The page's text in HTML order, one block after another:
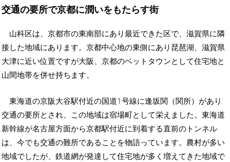
交通の要所で京都に潤いをもたらす街
山科区は、京都市の東南部にあり最近できた区で、滋賀県に隣
接した地域にあります。京都中心地の東側にあり琵琶湖、滋賀県
大津に近い位置ですが大阪、京都のベットタウンとして住宅地と
山間地帯を併せ持ちます。
東海道の京阪大谷駅付近の国道1号線に逢坂関（関所）があり
交通の要所とされ、この地域は宿場町として栄えました。東海道
新幹線が名古屋方面から京都駅付近に到着する直前のトンネル
は、今でも交通の難所であることを物語っています。農村が多い
地域でしたが、鉄道網が発達して住宅地が多く増えてきた地域で